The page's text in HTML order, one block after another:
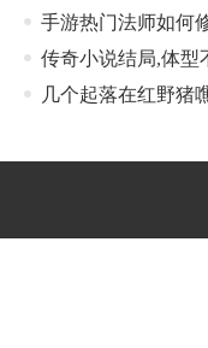
手游热门法师如何
传奇小说结局,体型
几个起落在红野